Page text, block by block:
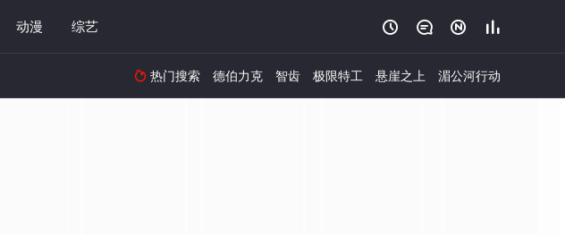
动漫 综艺    
 热门搜索 德伯力克 智齿 极限特工 悬崖之上 湄公河行动